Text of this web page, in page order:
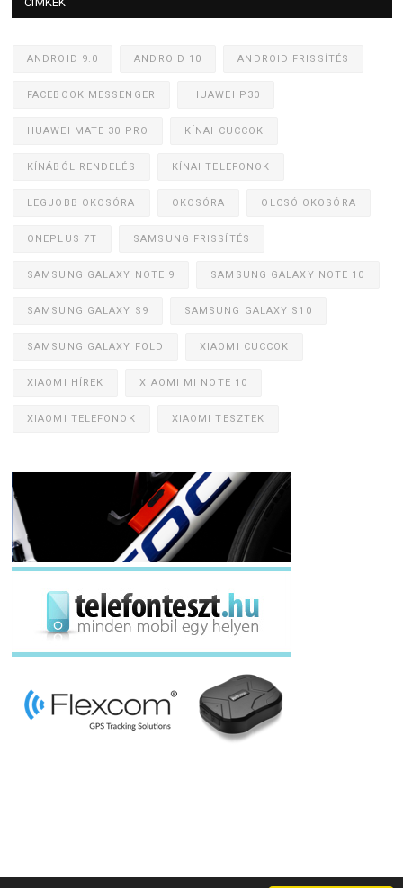
ANDROID 9.0 ANDROID 10 ANDROID FRISSÍTÉS
FACEBOOK MESSENGER HUAWEI P30
HUAWEI MATE 30 PRO KÍNAI CUCCOK
KÍNÁBÓL RENDELÉS KÍNAI TELEFONOK
LEGJOBB OKOSÓRA OKOSÓRA OLCSÓ OKOSÓRA
ONEPLUS 7T SAMSUNG FRISSÍTÉS
SAMSUNG GALAXY NOTE 9 SAMSUNG GALAXY NOTE 10
SAMSUNG GALAXY S9 SAMSUNG GALAXY S10
SAMSUNG GALAXY FOLD XIAOMI CUCCOK
XIAOMI HÍREK XIAOMI MI NOTE 10
XIAOMI TELEFONOK XIAOMI TESZTEK